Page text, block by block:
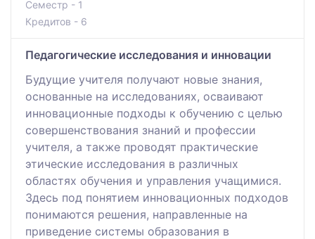
Семестр - 1
Кредитов - 6
Педагогические исследования и инновации
Будущие учителя получают новые знания,
основанные на исследованиях, осваивают
инновационные подходы к обучению с целью
совершенствования знаний и профессии
учителя, а также проводят практические
этические исследования в различных
областях обучения и управления учащимися.
Здесь под понятием инновационных подходов
понимаются решения, направленные на
приведение системы образования в